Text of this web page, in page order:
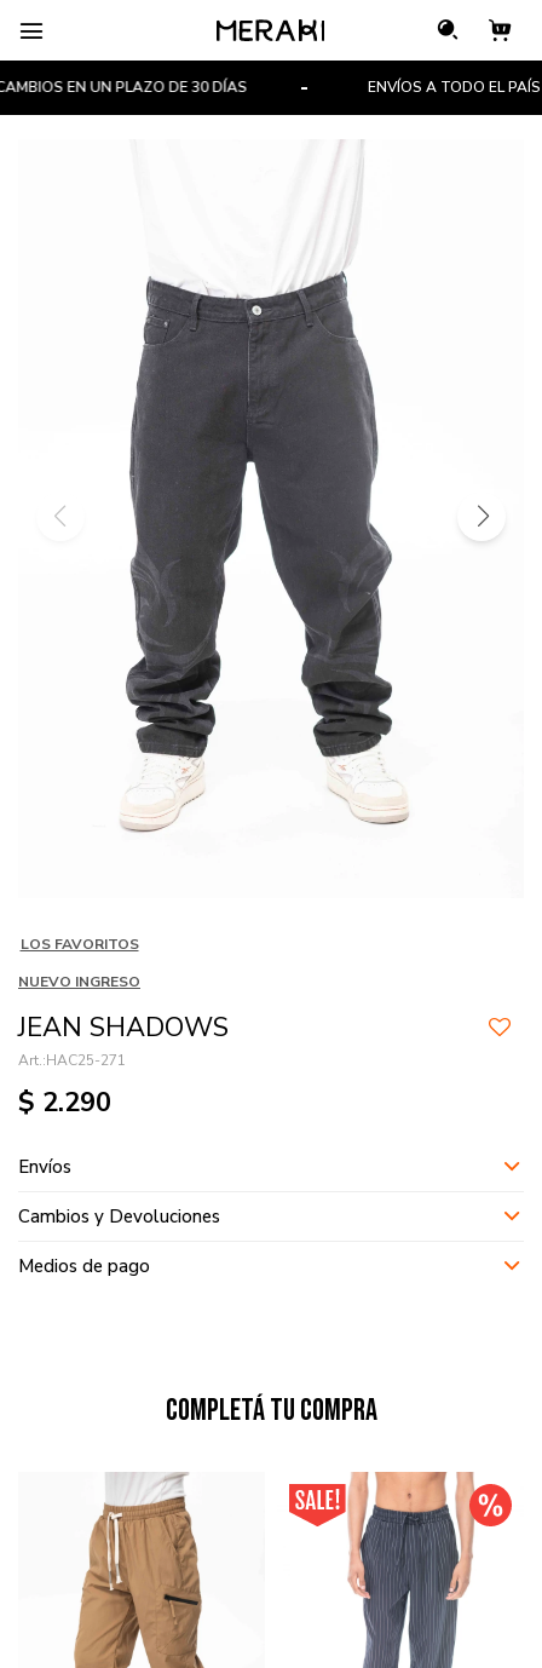

EN UN PLAZO DE 30 DÍAS ENVÍOS A TODO EL PAÍS
LOS FAVORITOS
NUEVO INGRESO
JEAN SHADOWS
HAC25-271
$ 2.290
Envíos
Cambios y Devoluciones
Medios de pago
Completá tu compra